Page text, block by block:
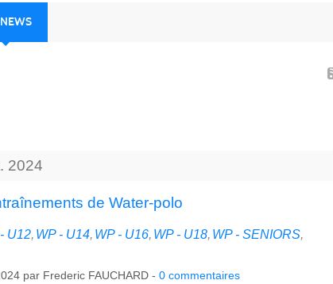
2024
de Water-polo
U12 WP - U14 WP - U16 WP - U18 WP - SENIORS
par Frederic FAUCHARD -0 commentaires